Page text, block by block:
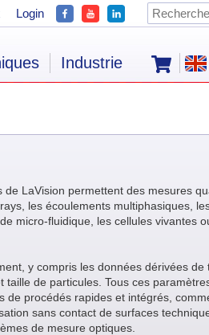
LaVision permettent des mesures
les écoulements multiphasiques,
micro-fluidique, les cellules vivantes
y compris les données dérivées de
de particules. Tous ces
procédés rapides et intégrés,
sans contact de surfaces
de mesure optiques.
Login
Industrie